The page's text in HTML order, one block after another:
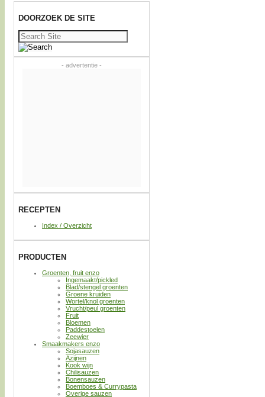
DOORZOEK DE SITE
Zoeken
naar:
- advertentie -
RECEPTEN
Index / Overzicht
PRODUCTEN
Groenten, fruit enzo
Ingemaakt/pickled
Blad/stengel groenten
Groene kruiden
Wortel/knol groenten
Vrucht/peul groenten
Fruit
Bloemen
Paddestoelen
Zeewier
Smaakmakers enzo
Sojasauzen
Azijnen
Kook wijn
Chilisauzen
Bonensauzen
Boemboes & Currypasta
Overige sauzen